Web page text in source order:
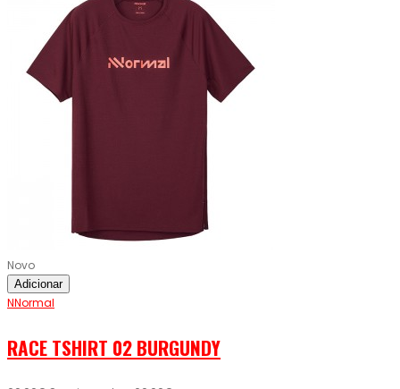
Novo
Adicionar
NNormal
RACE TSHIRT 02 BURGUNDY